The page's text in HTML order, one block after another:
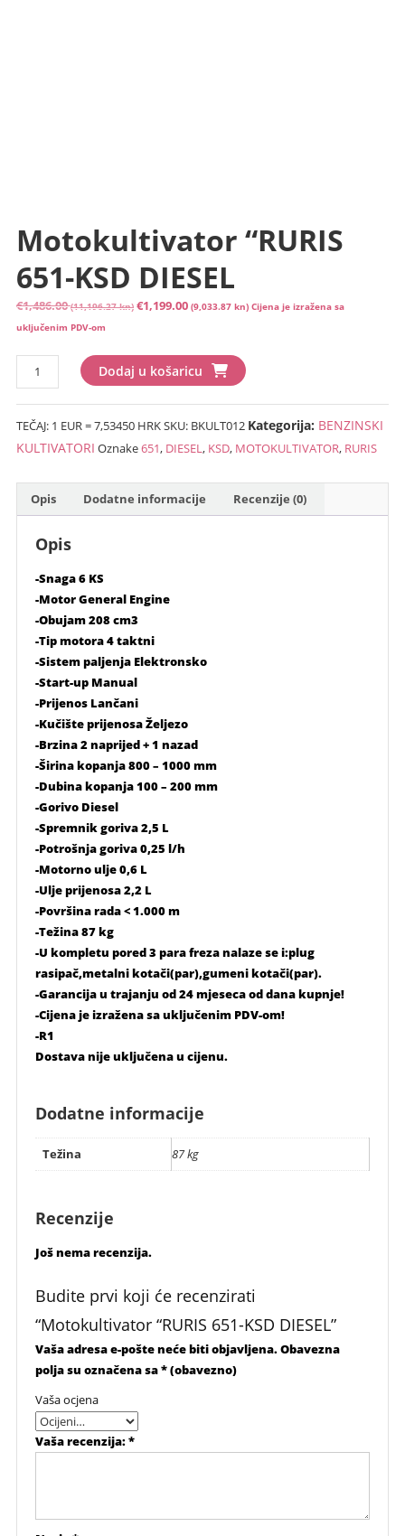
Motokultivator “RURIS
651-KSD DIESEL
€1,486.00 (11,196.27 kn) Izvorna
je:
€1,486.00
(11,196.27
kn).
€1,199.00 (9,033.87 kn)Trenutna
kn).
Cijena je izražena sa
uključenim PDV-om
Motokultivator
"RURIS
651-
KSD
DIESEL
Dodaj u košaricu
TEČAJ: 1 EUR = 7,53450 HRKSKU: BKULT012 Kategorija: BENZINSKI
KULTIVATORI Oznake651, DIESEL, KSD, MOTOKULTIVATOR, RURIS
Opis Dodatne informacije Recenzije (0)
Opis
-Snaga 6 KS
-Motor General Engine
-Obujam 208 cm3
-Tip motora 4 taktni
-Sistem paljenja Elektronsko
-Start-up Manual
-Prijenos Lančani
-Kučište prijenosa Željezo
-Brzina 2 naprijed + 1 nazad
-Širina kopanja 800 – 1000 mm
-Dubina kopanja 100 – 200 mm
-Gorivo Diesel
-Spremnik goriva 2,5 L
-Potrošnja goriva 0,25 l/h
-Motorno ulje 0,6 L
-Ulje prijenosa 2,2 L
-Površina rada < 1.000 m
-Težina 87 kg
-U kompletu pored 3 para freza nalaze se i:plug
rasipač,metalni kotači(par),gumeni kotači(par).
-Garancija u trajanju od 24 mjeseca od dana kupnje!
-Cijena je izražena sa uključenim PDV-om!
-R1
Dostava nije uključena u cijenu.
Dodatne informacije
Težina 87 kg
Recenzije
Još nema recenzija.
Budite prvi koji će recenzirati
“Motokultivator “RURIS 651-KSD DIESEL”
Vaša adresa e-pošte neće biti objavljena.Obavezna
polja su označena sa* (obavezno)
Vaša ocjena
Vaša recenzija:*